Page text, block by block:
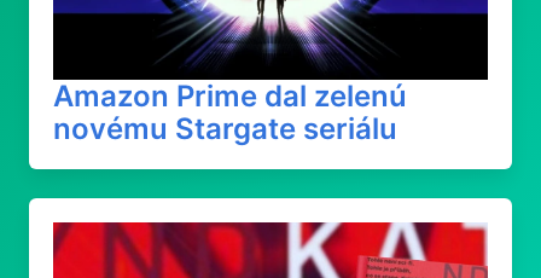
Amazon Prime dal zelenú
novému Stargate seriálu